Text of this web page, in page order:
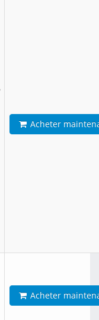
Acheter
Acheter